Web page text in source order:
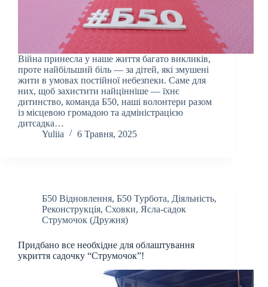
Війна принесла у наше життя багато викликів,
проте найбільший біль — за дітей, які змушені
жити в умовах постійної небезпеки. Саме для
них, щоб захистити найцінніше — їхнє
дитинство, команда Б50, наші волонтери разом
із місцевою громадою та адміністрацією
дитсадка…
Yuliia
6 Травня, 2025
Б50 Відновлення, Б50 Турбота, Діяльність,
Реконструкція, Сховки, Ясла-садок
Струмочок (Дружня)
Придбано все необхідне для облаштування
укриття садочку “Струмочок”!